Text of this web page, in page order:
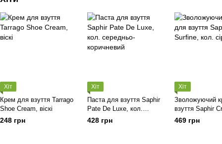
Хіт
Крем для взуття Tarrago
Shoe Cream, віскі
248 грн
Хіт
Паста для взуття Saphir
Pate De Luxe, кол.
середньо-коричневий
428 грн
Хіт
Зволожуючий
взуття Saphir
Surfine, кол.
469 грн